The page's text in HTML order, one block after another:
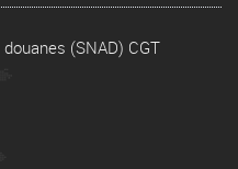
(SNAD) CGT